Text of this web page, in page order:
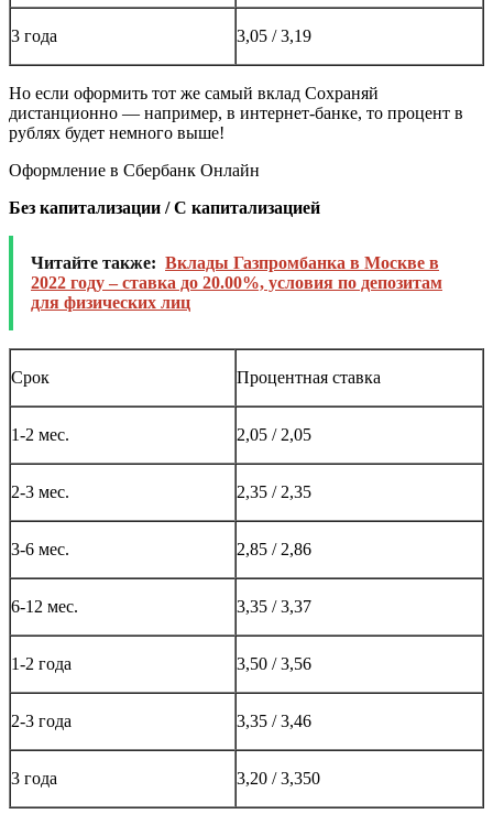
3 года 3,05 / 3,19
Но если оформить тот же самый вклад Сохраняй
дистанционно — например, в интернет-банке, то процент в
рублях будет немного выше!
Оформление в Сбербанк Онлайн
Без капитализации / С капитализацией
Читайте также: Вклады Газпромбанка в Москве в
2022 году – ставка до 20.00%, условия по депозитам
для физических лиц
Срок Процентная ставка
1-2 мес. 2,05 / 2,05
2-3 мес. 2,35 / 2,35
3-6 мес. 2,85 / 2,86
6-12 мес. 3,35 / 3,37
1-2 года 3,50 / 3,56
2-3 года 3,35 / 3,46
3 года 3,20 / 3,350